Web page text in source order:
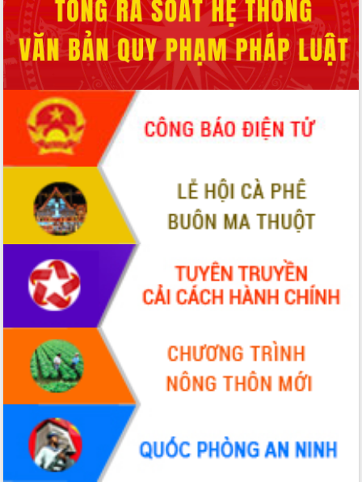
cấp xã
Đắk Lắk phát động hưởng ứng Ngày
Quyền của người tiêu dùng Việt Nam
2026
Đẩy mạnh cải cách hành chính, quyết
tâm đạt được mục tiêu tăng trưởng
hai con số trong năm 2026
Tổ chức trang trọng Lễ hội Đền thờ
Lương Văn Chánh năm 2026
Phó Bí thư Tỉnh ủy Đắk Lắk Đỗ Hữu
Huy giữ chức Bí thư Đảng ủy Ủy Ban
Nhân dân tỉnh
Bệnh án điện tử thúc đẩy chuyển đổi
số y tế tại Đắk Lắk
Chuyển đổi số thư viện: Mở rộng
không gian tri thức trong thời đại số
Đánh giá, rút kinh nghiệm công tác tổ
chức diễn tập trước ngày bầu cử
Chương trình “Gặp gỡ hữu nghị –
Friendship Meeting New Year 2026”
Bầu cử Quốc hội và HĐND: Cử tri Đắk
Lắk gửi gắm niềm tin, kỳ vọng vào lá
phiếu
Đắk Lắk sẵn sàng các điều kiện cho
Ngày hội bầu cử đại biểu Quốc hội
khóa XVI và HĐND các cấp nhiệm kỳ
2026-2031